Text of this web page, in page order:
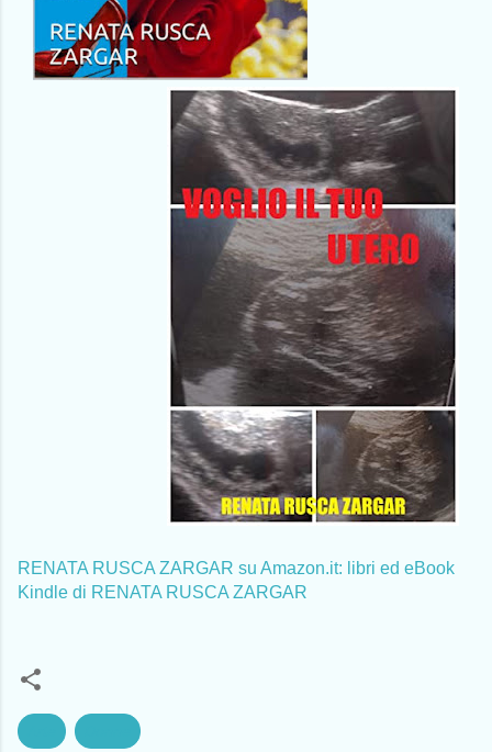
RENATA RUSCA ZARGAR su Amazon.it: libri ed eBook
Kindle di RENATA RUSCA ZARGAR